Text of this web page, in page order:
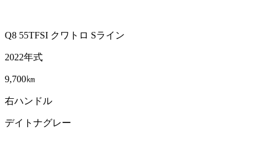
Q8 55TFSI クワトロ Sライン
2022年式
9,700㎞
右ハンドル
デイトナグレー